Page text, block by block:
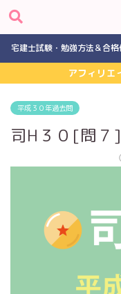
宅建士試験・勉強方法＆合
アフィリエ
平成３０年過去問
司H３０[問